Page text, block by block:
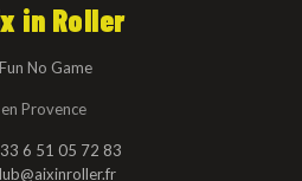
in Roller
No Game
Provence
6 51 05 72 83